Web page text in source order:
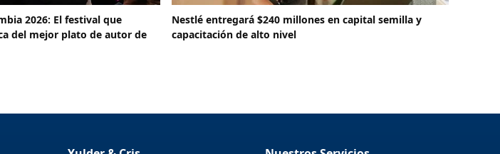
2026: El festival que
del mejor plato de autor de
Nestlé entregará $240 millones en capital semilla y
capacitación de alto nivel